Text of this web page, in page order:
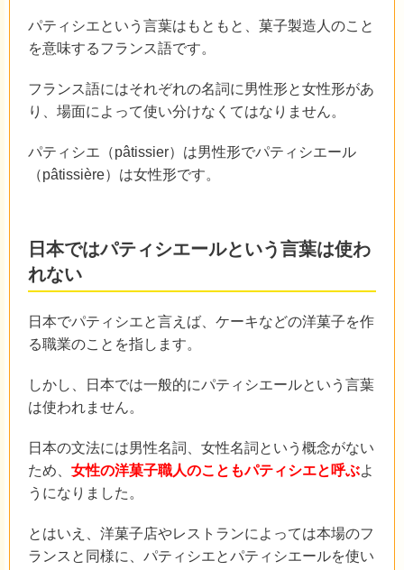
パティシエという言葉はもともと、菓子製造人のこと
を意味するフランス語です。
フランス語にはそれぞれの名詞に男性形と女性形があ
り、場面によって使い分けなくてはなりません。
パティシエ（pâtissier）は男性形でパティシエール
（pâtissière）は女性形です。
日本ではパティシエールという言葉は使わ
れない
日本でパティシエと言えば、ケーキなどの洋菓子を作
る職業のことを指します。
しかし、日本では一般的にパティシエールという言葉
は使われません。
日本の文法には男性名詞、女性名詞という概念がない
ため、 女性の洋菓子職人のこともパティシエと呼ぶよ
うになりました。
とはいえ、洋菓子店やレストランによっては本場のフ
ランスと同様に、パティシエとパティシエールを使い